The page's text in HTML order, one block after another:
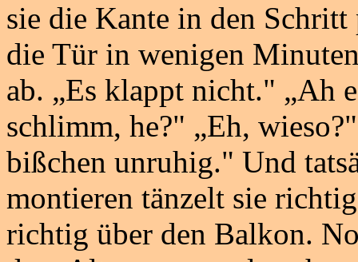
sie die Kante in den
die Tür in wenigen
ab. „Es klappt nicht." „Ah
schlimm, he?" „Eh,
bißchen unruhig." Und
montieren tänzelt sie
richtig über den Balkon.